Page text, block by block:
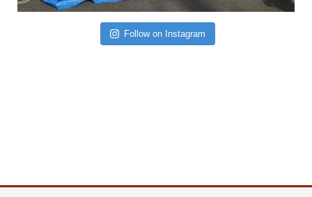
Follow on Instagram